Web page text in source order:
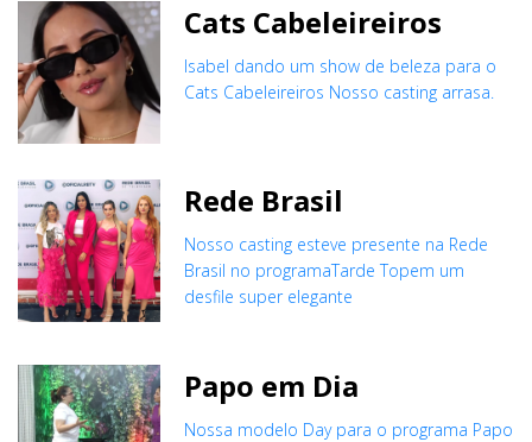
Cats Cabeleireiros
Isabel dando um show de beleza para o
Cats Cabeleireiros Nosso casting arrasa.
Rede Brasil
Nosso casting esteve presente na Rede
Brasil no programaTarde Topem um
desfile super elegante
Papo em Dia
Nossa modelo Day para o programa Papo